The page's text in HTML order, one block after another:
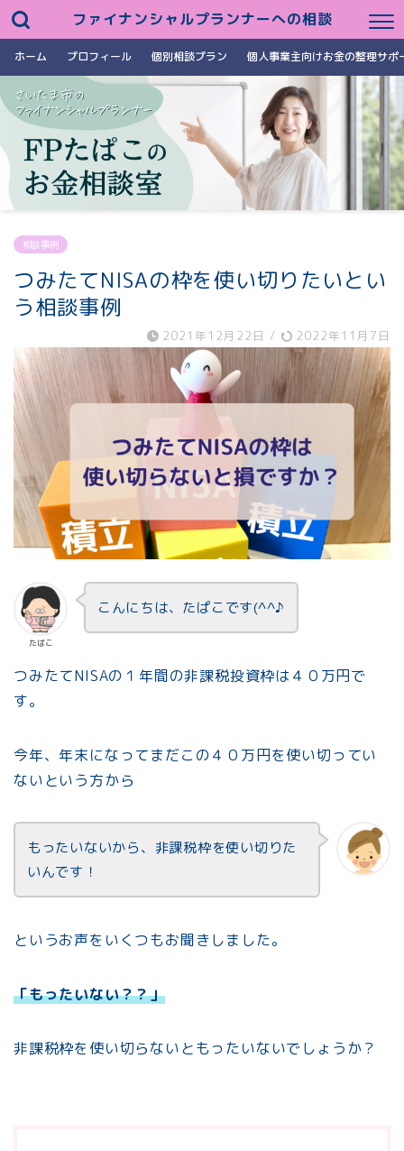
ファイナンシャルプランナーへの相談
ホーム プロフィール 個別相談プラン 個人事業主向けお金の整理サポ
相談事例
つみたてNISAの枠を使い切りたいとい
う相談事例
2021年12月22日 / 2022年11月7日
たぱこ
こんにちは、たぱこです(^^♪
つみたてNISAの１年間の非課税投資枠は４０万円で
す。
今年、年末になってまだこの４０万円を使い切ってい
ないという方から
もったいないから、非課税枠を使い切りた
いんです！
というお声をいくつもお聞きしました。
「もったいない？？」
非課税枠を使い切らないともったいないでしょうか？